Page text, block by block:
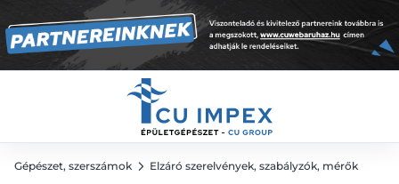
Gépészet, szerszámok Elzáró szerelvények, szabályzók, mérők
1 712 Ft